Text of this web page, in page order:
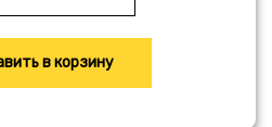
в корзину